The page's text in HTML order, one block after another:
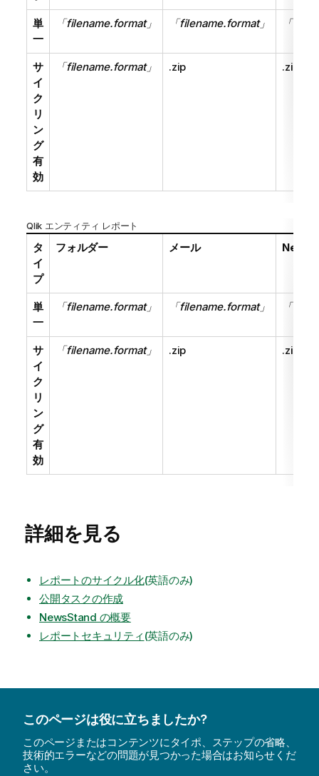
単
一
「filename.format」 「filename.format」 「
サ
イ
ク
リ
ン
グ
有
効
「filename.format」 .zip .zip
Qlik エンティティ レポート
タ
イ
プ
フォルダー メール
単
一
「filename.format」 「filename.format」 「
サ
イ
ク
リ
ン
グ
有
効
「filename.format」 .zip .zip
詳細を見る
レポートのサイクル化(英語のみ)
公開タスクの作成
NewsStand の概要
レポートセキュリティ (英語のみ)
このページは役に立ちましたか?
このページまたはコンテンツにタイポ、ステップの省略、
技術的エラーなどの問題が見つかった場合はお知らせくだ
さい。